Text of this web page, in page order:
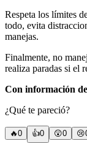
Respeta los límites
todo, evita
manejas.
Finalmente, no
realiza paradas si el
Con información
¿Qué te pareció?
🔥0 👍0 😲0 😢